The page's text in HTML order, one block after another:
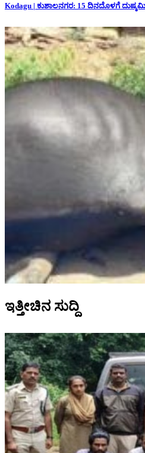
Kodagu | ಕುಶಾಲನಗರ: 15 ದಿನದೊಳಗೆ
ಇತ್ತೀಚಿನ ಸುದ್ದಿ